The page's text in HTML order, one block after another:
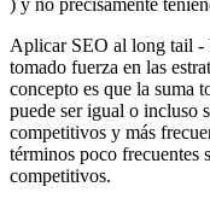
) y no precisamente
Aplicar SEO al long tail -
tomado fuerza en las
concepto es que la suma
puede ser igual o incluso
competitivos y más
términos poco frecuentes
competitivos.